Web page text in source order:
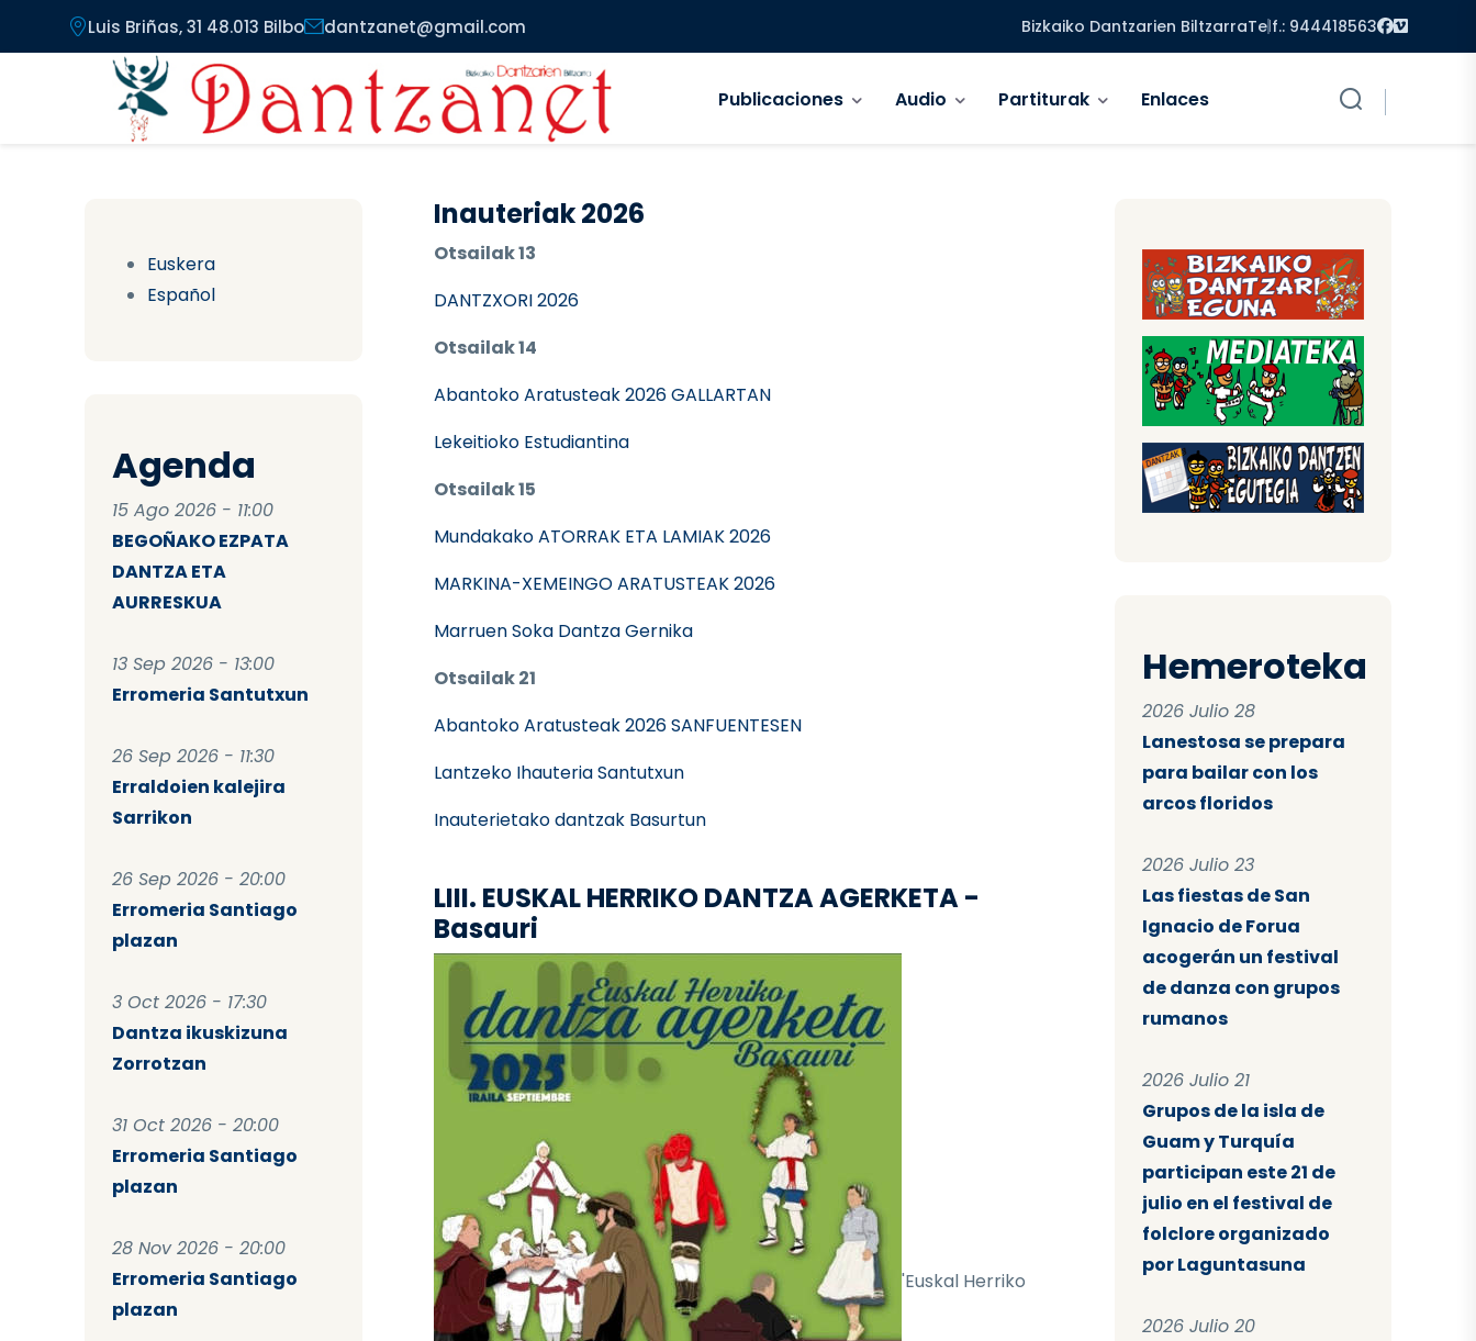
Pasar al contenido principal
Luis Briñas, 31 48.013 Bilbo dantzanet@gmail.com Bizkaiko Dantzarien BiltzarraTelf.: 944418563 Facebook
Vimeo
Publicaciones Audio Partiturak Enlaces
Euskera
Español
Agenda
15 Ago 2026 - 11:00
BEGOÑAKO EZPATA
DANTZA ETA
AURRESKUA
13 Sep 2026 - 13:00
Erromeria Santutxun
26 Sep 2026 - 11:30
Erraldoien kalejira
Sarrikon
26 Sep 2026 - 20:00
Erromeria Santiago
plazan
3 Oct 2026 - 17:30
Dantza ikuskizuna
Zorrotzan
31 Oct 2026 - 20:00
Erromeria Santiago
plazan
28 Nov 2026 - 20:00
Erromeria Santiago
plazan
Inauteriak 2026
Otsailak 13
DANTZXORI 2026
Otsailak 14
Abantoko Aratusteak 2026 GALLARTAN
Lekeitioko Estudiantina
Otsailak 15
Mundakako ATORRAK ETA LAMIAK 2026
MARKINA-XEMEINGO ARATUSTEAK 2026
Marruen Soka Dantza Gernika
Otsailak 21
Abantoko Aratusteak 2026 SANFUENTESEN
Lantzeko Ihauteria Santutxun
Inauterietako dantzak Basurtun
LIII. EUSKAL HERRIKO DANTZA AGERKETA -
Basauri
'Euskal Herriko
Hemeroteka
2026 Julio 28
Lanestosa se prepara
para bailar con los
arcos floridos
2026 Julio 23
Las fiestas de San
Ignacio de Forua
acogerán un festival
de danza con grupos
rumanos
2026 Julio 21
Grupos de la isla de
Guam y Turquía
participan este 21 de
julio en el festival de
folclore organizado
por Laguntasuna
2026 Julio 20